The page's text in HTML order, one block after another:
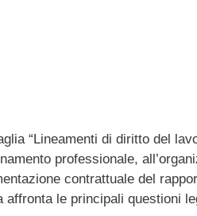
“Lineamenti di diritto del
professionale,
contrattuale del
le principali questioni